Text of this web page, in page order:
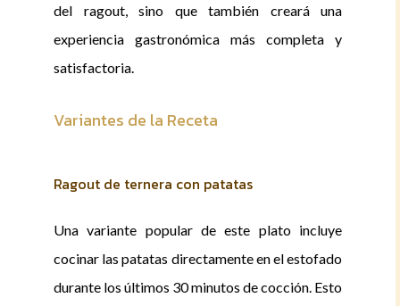
del ragout, sino que también creará una
experiencia gastronómica más completa y
satisfactoria.
Variantes de la Receta
Ragout de ternera con patatas
Una variante popular de este plato incluye
cocinar las patatas directamente en el estofado
durante los últimos 30 minutos de cocción. Esto